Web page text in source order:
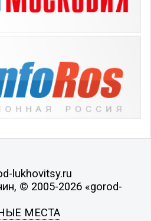
lukhovitsy.ru
© 2005-2026 «gorod-
МЕСТА